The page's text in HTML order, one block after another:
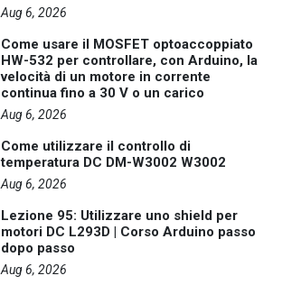
Aug 6, 2026
Come usare il MOSFET optoaccoppiato
HW-532 per controllare, con Arduino, la
velocità di un motore in corrente
continua fino a 30 V o un carico
Aug 6, 2026
Come utilizzare il controllo di
temperatura DC DM-W3002 W3002
Aug 6, 2026
Lezione 95: Utilizzare uno shield per
motori DC L293D | Corso Arduino passo
dopo passo
Aug 6, 2026